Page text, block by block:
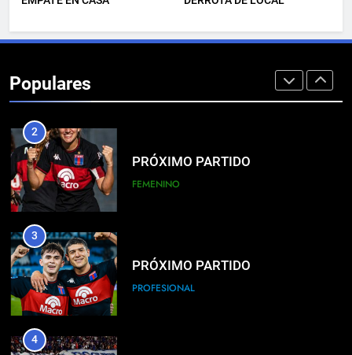
Populares
2
PRÓXIMO PARTIDO
FEMENINO
3
PRÓXIMO PARTIDO
PROFESIONAL
4